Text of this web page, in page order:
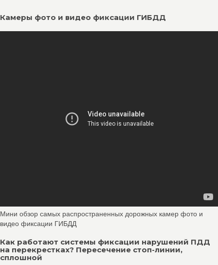
Камеры фото и видео фиксации ГИБДД
Мини обзор самых распространенных дорожных камер фото и
видео фиксации ГИБДД
Как работают системы фиксации нарушений ПДД
на перекрестках? Пересечение стоп-линии,
сплошной